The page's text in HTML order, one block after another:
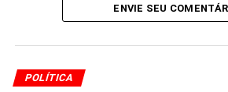
andamento, a manifestação do
recorrente sobre os limites das
ENVIE SEU
POLÍTICA